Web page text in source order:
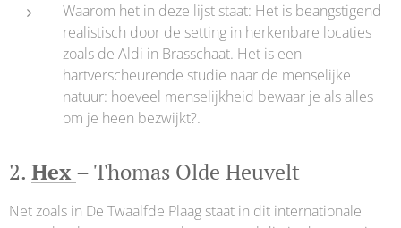
Waarom het in deze lijst staat: Het is beangstigend
realistisch door de setting in herkenbare locaties
zoals de Aldi in Brasschaat. Het is een
hartverscheurende studie naar de menselijke
natuur: hoeveel menselijkheid bewaar je als alles
om je heen bezwijkt?.
2. Hex– Thomas Olde Heuvelt
Net zoals in De Twaalfde Plaag staat in dit internationale